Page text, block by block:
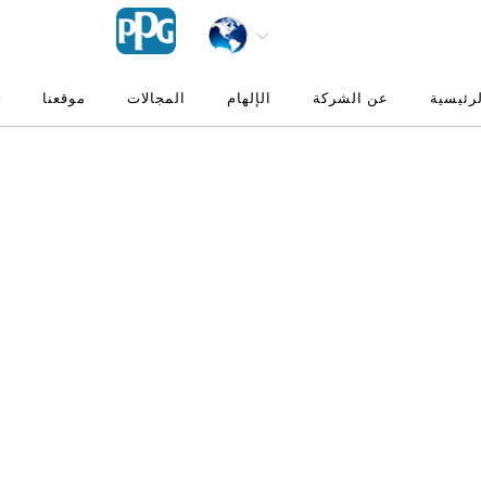
عن الشركة الإلهام المجالات موقعنا